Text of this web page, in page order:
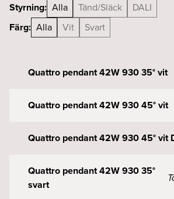
Styrning: Alla Tänd/Släck
DALI
Färg: Alla Vit Svart
Quattro pendant 42W 930 35° vit
Quattro pendant 42W 930 45° vit
Quattro pendant 42W 930 45° vit
Quattro pendant 42W 930 35°
svart